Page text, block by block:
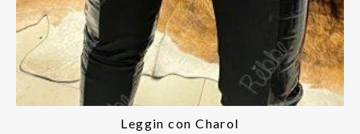
Leggin con Charol